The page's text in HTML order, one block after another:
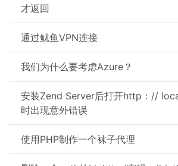
才返回
通过鱿鱼VPN连接
我们为什么要考虑Azure？
安装Zend Server后打开http：//
时出现意外错误
使用PHP制作一个袜子代理